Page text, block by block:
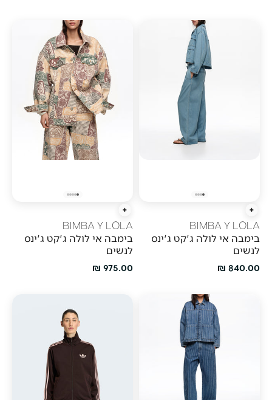
הוספה מהירה
BIMBA Y LOLA
בימבה אי לולה ג'קט ג'ינס
לנשים
מחיר מבצע
840.00 ₪
הוספה מהירה
BIMBA Y LOLA
בימבה אי לולה ג'קט ג'ינס
לנשים
מחיר מבצע
975.00 ₪